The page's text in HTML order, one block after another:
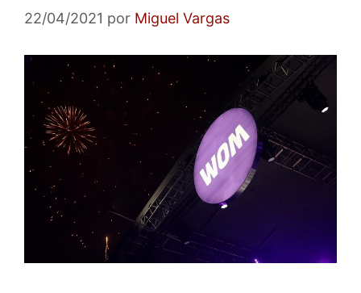
22/04/2021 por Miguel Vargas